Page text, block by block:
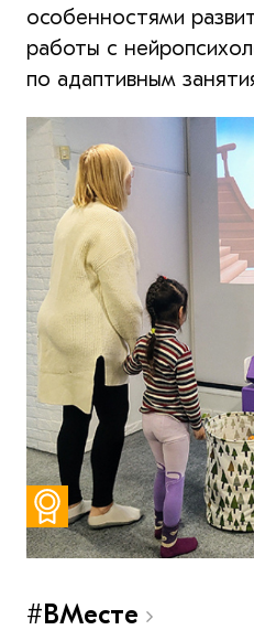
особенностями
работы с
по адаптивным
#ВМесте